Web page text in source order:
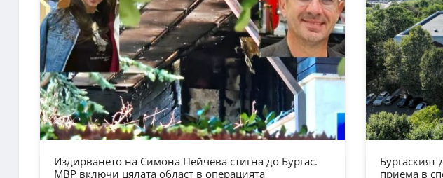
Издирването на Симона Пейчева стигна до Бургас.
МВР включи цялата област в операцията
приема в